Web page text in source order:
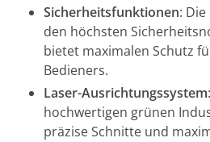
Sicherheitsfunktionen:
den höchsten
bietet maximalen Schutz
Bedieners.
Laser-Ausrichtungssystem
hochwertigen grünen
präzise Schnitte und